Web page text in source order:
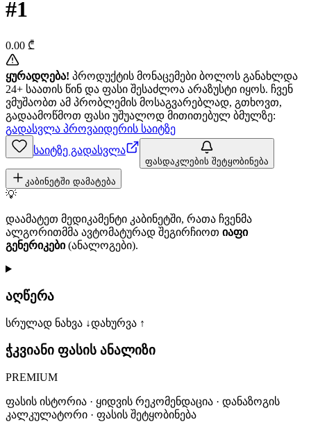
#1
0.00 ₾
ყურადღება! პროდუქტის მონაცემები ბოლოს განახლდა
24+ საათის წინ და ფასი შესაძლოა არაზუსტი იყოს. ჩვენ
ვმუშაობთ ამ პრობლემის მოსაგვარებლად, გთხოვთ,
გადაამოწმოთ ფასი უშუალოდ მითითებულ ბმულზე:
გადასვლა პროვაიდერის საიტზე
საიტზე გადასვლა
ფასდაკლების შეტყობინება
კაბინეტში დამატება
💡
დაამატეთ მედიკამენტი კაბინეტში, რათა ჩვენმა
ალგორითმმა ავტომატურად შეგირჩიოთ იაფი
გენერიკები(ანალოგები).
აღწერა
სრულად ნახვა ↓დახურვა ↑
ჭკვიანი ფასის ანალიზი
PREMIUM
ფასის ისტორია · ყიდვის რეკომენდაცია · დანაზოგის
კალკულატორი · ფასის შეტყობინება